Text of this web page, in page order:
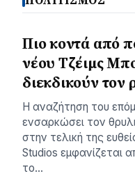
Πιο κοντά από
νέου Τζέιμς
διεκδικούν τον
Η αναζήτηση του
ενσαρκώσει τον
στην τελική της
Studios εμφανίζεται
το…